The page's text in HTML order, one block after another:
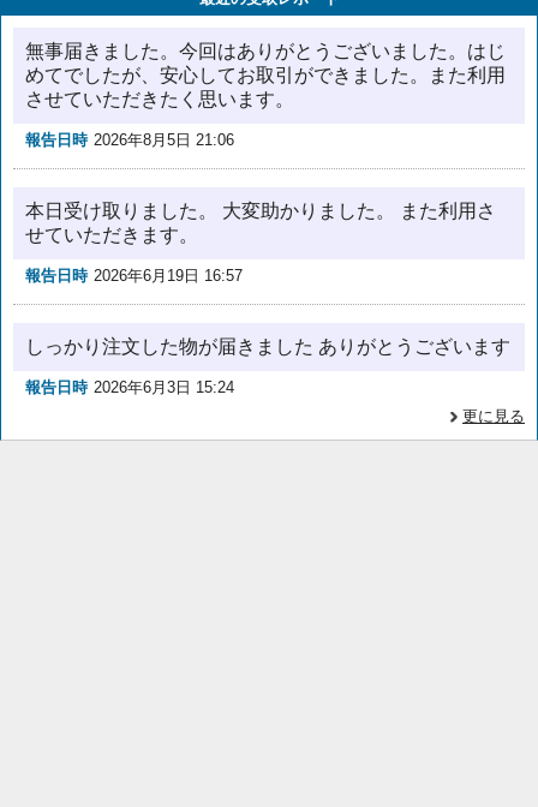
無事届きました。今回はありがとうございました。はじ
めてでしたが、安心してお取引ができました。また利用
させていただきたく思います。
報告日時 2026年8月5日 21:06
本日受け取りました。 大変助かりました。 また利用さ
せていただきます。
報告日時 2026年6月19日 16:57
しっかり注文した物が届きました ありがとうございます
報告日時 2026年6月3日 15:24
更に見る